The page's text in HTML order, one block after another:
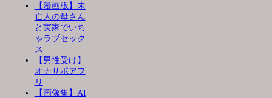
【漫画版】未
亡人の母さん
と実家でいち
ゃラブセック
ス
【男性受け】
オナサポアプ
リ
【画像集】AI